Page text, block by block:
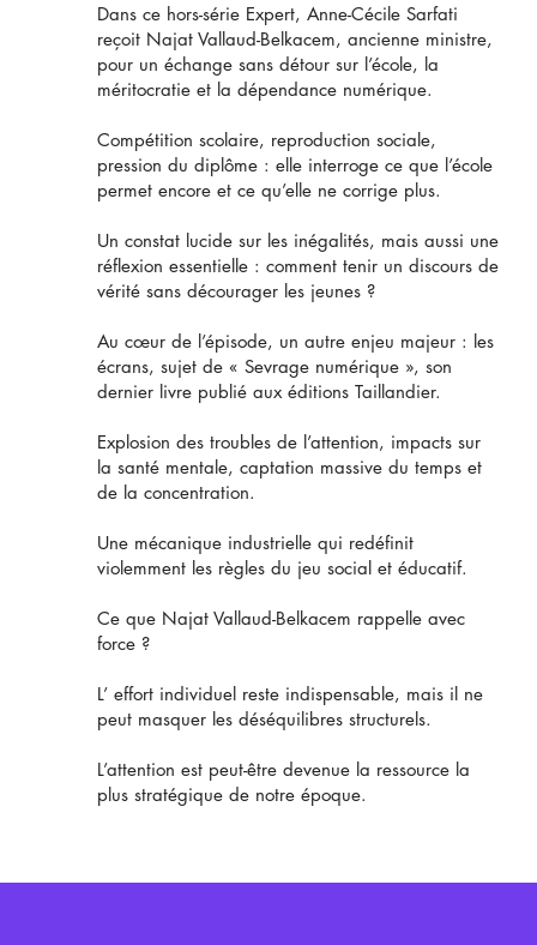
Dans ce hors-série Expert, Anne-Cécile Sarfati
reçoit Najat Vallaud-Belkacem, ancienne ministre,
pour un échange sans détour sur l’école, la
méritocratie et la dépendance numérique.
Compétition scolaire, reproduction sociale,
pression du diplôme : elle interroge ce que l’école
permet encore et ce qu’elle ne corrige plus.
Un constat lucide sur les inégalités, mais aussi une
réflexion essentielle : comment tenir un discours de
vérité sans décourager les jeunes ?
Au cœur de l’épisode, un autre enjeu majeur : les
écrans, sujet de « Sevrage numérique », son
dernier livre publié aux éditions Taillandier.
Explosion des troubles de l’attention, impacts sur
la santé mentale, captation massive du temps et
de la concentration.
Une mécanique industrielle qui redéfinit
violemment les règles du jeu social et éducatif.
Ce que Najat Vallaud-Belkacem rappelle avec
force ?
L’ effort individuel reste indispensable, mais il ne
peut masquer les déséquilibres structurels.
L’attention est peut-être devenue la ressource la
plus stratégique de notre époque.